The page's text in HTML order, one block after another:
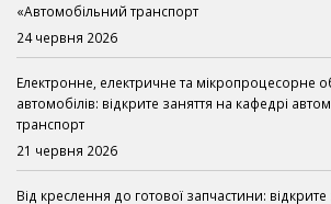
«Автомобільний транспорт
24 червня 2026
Електронне, електричне та мікропроцесорне
автомобілів: відкрите заняття на кафедрі
транспорт
21 червня 2026
Від креслення до готової запчастини: